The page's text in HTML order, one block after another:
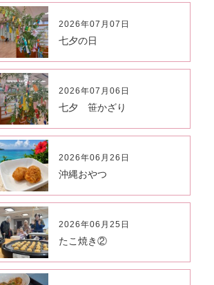
2026年07月07日
七夕の日
2026年07月06日
七夕 笹かざり
2026年06月26日
沖縄おやつ
2026年06月25日
たこ焼き②